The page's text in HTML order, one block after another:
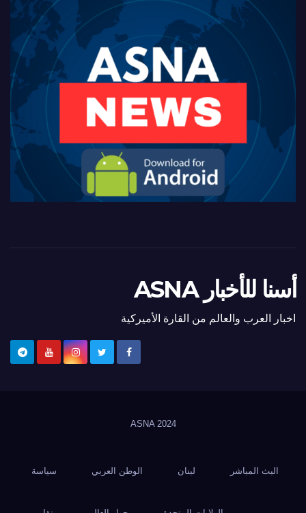
أسنا للأخبار ASNA
اخبار العرب والعالم من القارة الأميركية
ASNA 2024
البث المباشر لبنان الوطن العربي سياسة